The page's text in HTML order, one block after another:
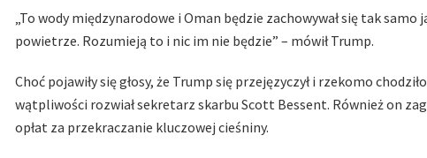
„To wody międzynarodowe i Oman będzie zachowywał się tak
powietrze. Rozumieją to i nic im nie będzie” – mówił Trump.
Choć pojawiły się głosy, że Trump się przejęzyczył i rzekomo
wątpliwości rozwiał sekretarz skarbu Scott Bessent. Również on
opłat za przekraczanie kluczowej cieśniny.